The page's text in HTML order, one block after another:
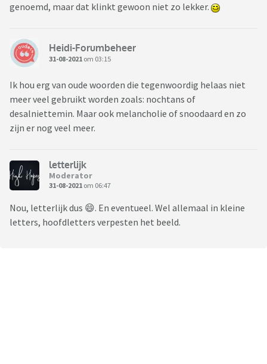
genoemd, maar dat klinkt gewoon niet zo lekker.
Heidi-Forumbeheer
31-08-2021 om 03:15
Ik hou erg van oude woorden die tegenwoordig helaas niet
meer veel gebruikt worden zoals: nochtans of
desalniettemin. Maar ook melancholie of snoodaard en zo
zijn er nog veel meer.
letterlijk
Moderator
31-08-2021 om 06:47
Nou, letterlijk dus 😄. En eventueel. Wel allemaal in kleine
letters, hoofdletters verpesten het beeld.